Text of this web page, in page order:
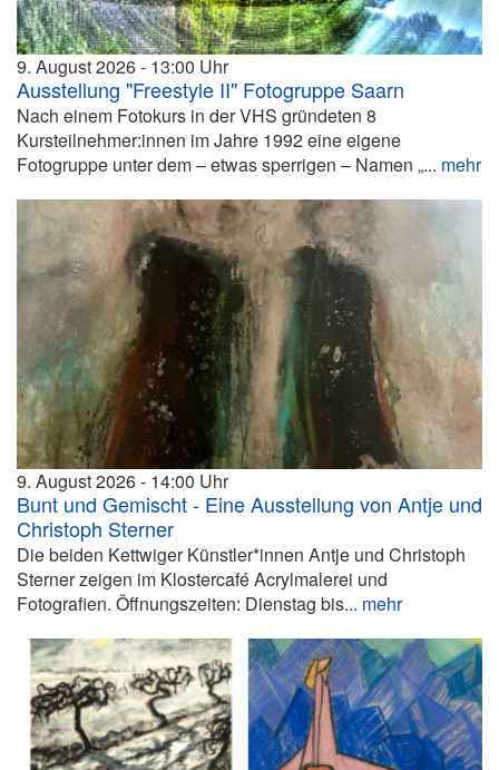
9. August 2026 13:00
Ausstellung "Freestyle II" Fotogruppe Saarn
Nach einem Fotokurs in der VHS gründeten 8
Kursteilnehmer:innen im Jahre 1992 eine eigene
Fotogruppe unter dem – etwas sperrigen – Namen „... mehr
9. August 2026 14:00
Bunt und Gemischt - Eine Ausstellung von Antje und
Christoph Sterner
Die beiden Kettwiger Künstler*innen Antje und Christoph
Sterner zeigen im Klostercafé Acrylmalerei und
Fotografien. Öffnungszeiten: Dienstag bis... mehr